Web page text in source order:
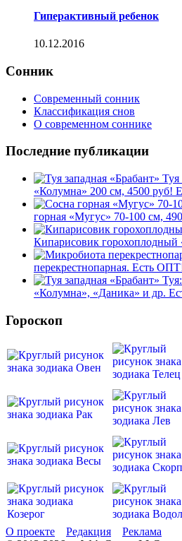
Гиперактивный ребенок
10.12.2016
Сонник
Современный сонник
Классификация снов
О современном соннике
Последние публикации
Туя
«Колумна» 200 см, 4500 руб!
горная «Мугус» 70-100 см,
Кипарисовик
перекрестнопарная. Есть
«Колумна», «Даника» и др.
Гороскоп
О проекте Редакция
Реклама